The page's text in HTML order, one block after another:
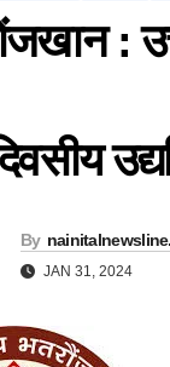
:
By
JAN 31, 2024